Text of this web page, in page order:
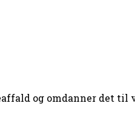
og omdanner det til